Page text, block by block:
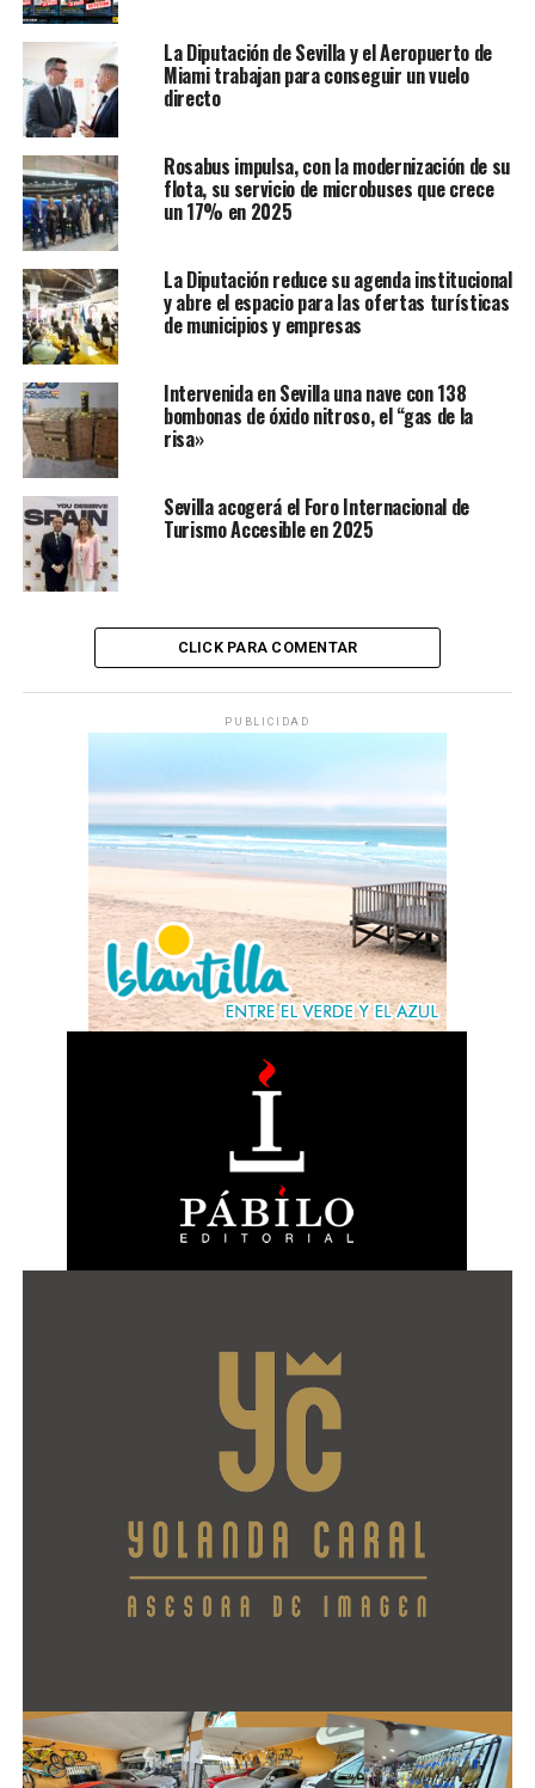
La Diputación de Sevilla y el Aeropuerto de
Miami trabajan para conseguir un vuelo
directo
Rosabus impulsa, con la modernización de su
flota, su servicio de microbuses que crece
un 17% en 2025
La Diputación reduce su agenda institucional
y abre el espacio para las ofertas turísticas
de municipios y empresas
Intervenida en Sevilla una nave con 138
bombonas de óxido nitroso, el “gas de la
risa»
Sevilla acogerá el Foro Internacional de
Turismo Accesible en 2025
CLICK PARA COMENTAR
PUBLICIDAD